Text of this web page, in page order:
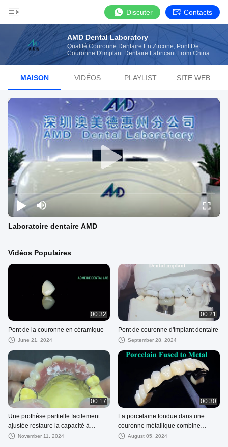
Discuter Contacts
AMD Dental Laboratory
Qualité Couronne Dentaire En Zircone, Pont De
Couronne D'implant Dentaire Fabricant From China
MAISON VIDÉOS PLAYLIST SITE WEB
Laboratoire dentaire AMD
Vidéos Populaires
00:32
Pont de la couronne en céramique
June 21, 2024
00:21
Pont de couronne d'implant dentaire
September 28, 2024
00:17
Une prothèse partielle facilement
ajustée restaure la capacité à
mâcher et à parler.
November 11, 2024
00:30
La porcelaine fondue dans une
couronne métallique combine
durabilité et beauté pour la santé
August 05, 2024